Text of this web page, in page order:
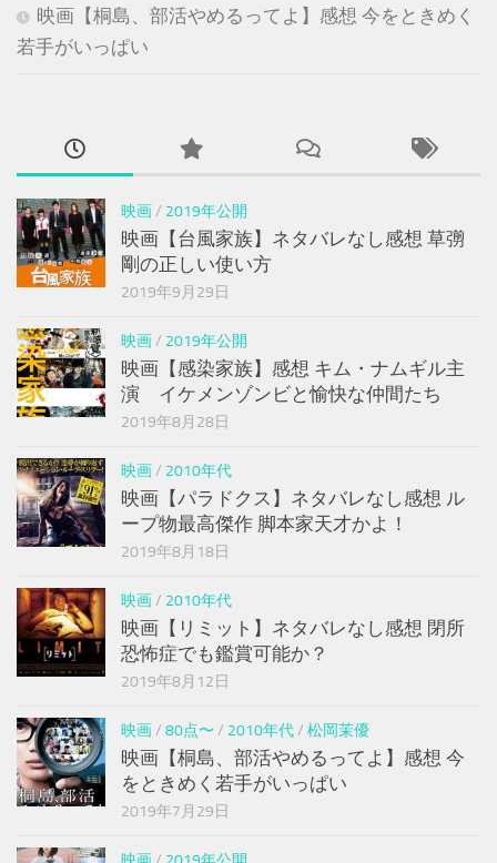
映画【桐島、部活やめるってよ】感想 今をときめく
若手がいっぱい
映画/ 2019年公開
映画【台風家族】ネタバレなし感想 草彅
剛の正しい使い方
2019年9月29日
映画/ 2019年公開
映画【感染家族】感想 キム・ナムギル主
演 イケメンゾンビと愉快な仲間たち
2019年8月28日
映画/ 2010年代
映画【パラドクス】ネタバレなし感想 ル
ープ物最高傑作 脚本家天才かよ！
2019年8月18日
映画/ 2010年代
映画【リミット】ネタバレなし感想 閉所
恐怖症でも鑑賞可能か？
2019年8月12日
映画/ 80点〜 / 2010年代/ 松岡茉優
映画【桐島、部活やめるってよ】感想 今
をときめく若手がいっぱい
2019年7月29日